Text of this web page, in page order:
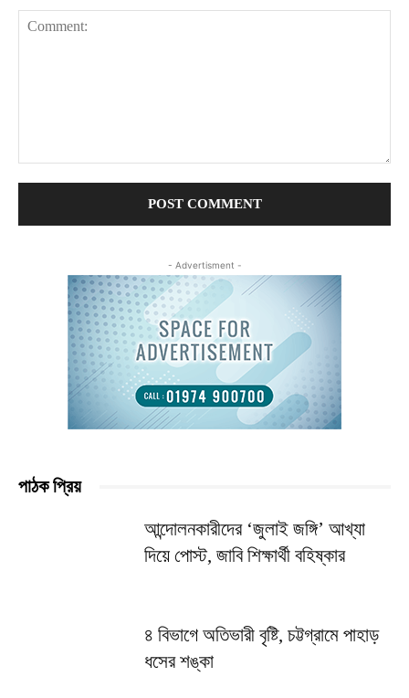
- Advertisment -
পাঠক প্রিয়
আন্দোলনকারীদের ‘জুলাই জঙ্গি’ আখ্যা
দিয়ে পোস্ট, জাবি শিক্ষার্থী বহিষ্কার
৪ বিভাগে অতিভারী বৃষ্টি, চট্টগ্রামে পাহাড়
ধসের শঙ্কা